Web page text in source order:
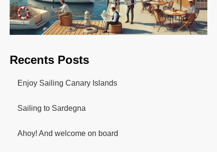
Recents Posts
Enjoy Sailing Canary Islands
Sailing to Sardegna
Ahoy! And welcome on board